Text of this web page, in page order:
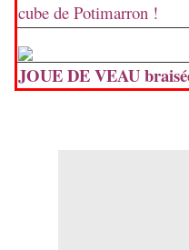
cube de Potimarron !
JOUE DE VEAU